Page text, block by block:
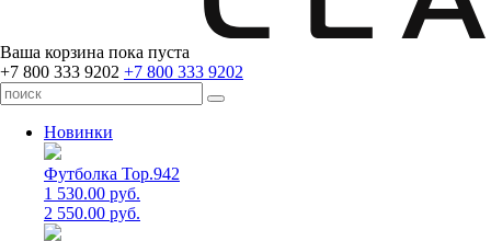
Ваша корзина пока пуста
+7 800 333 9202 +7 800 333 9202
Новинки
Футболка Top.942
1 530.00 руб.
2 550.00 руб.